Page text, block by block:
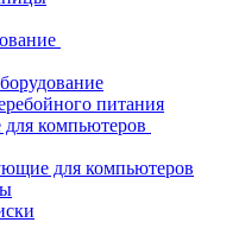
питания
компьютеров
для компьютеров